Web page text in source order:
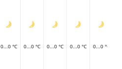
0...0 °C 0...0 °C 0...0 °C 0...0 °C 0...0 °C